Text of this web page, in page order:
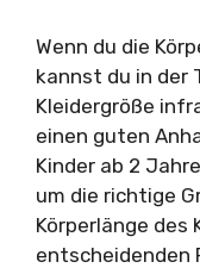
Wenn du die
kannst du in der
Kleidergröße
einen guten
Kinder ab 2
um die richtige
Körperlänge des
entscheidenden